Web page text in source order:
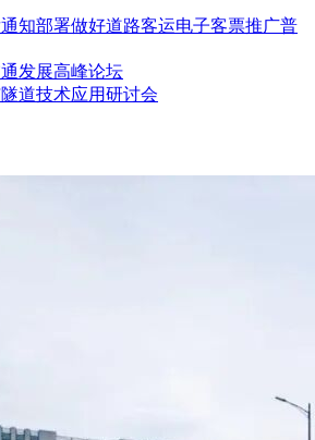
知部署做好道路客运电子客票推广普
发展高峰论坛
道技术应用研讨会